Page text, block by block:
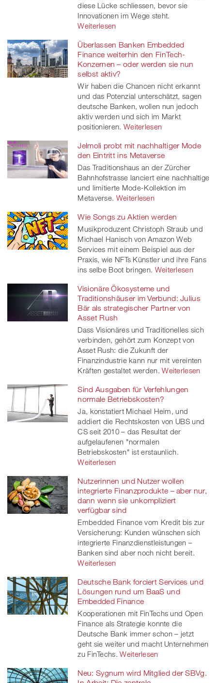
diese Lücke schliessen, bevor sie
Innovationen im Wege steht.
Weiterlesen
Überlassen Banken Embedded
Finance weiterhin den FinTech-
Konzernen – oder werden sie nun
selbst aktiv?
Wir haben die Chancen nicht erkannt
und das Potenzial unterschätzt, sagen
deutsche Banken, wollen nun jedoch
aktiv werden und sich im Markt
positionieren. Weiterlesen
Jelmoli probt mit nachhaltiger Mode
den Eintritt ins Metaverse
Das Traditionshaus an der Zürcher
Bahnhofstrasse lanciert eine nachhaltige
und limitierte Mode-Kollektion im
Metaverse. Weiterlesen
Wie Songs zu Aktien werden
Musikproduzent Christoph Straub und
Michael Hanisch von Amazon Web
Services mit einem Beispiel aus der
Praxis, wie NFTs Künstler und ihre Fans
ins selbe Boot bringen. Weiterlesen
Visionäre Ökosysteme und
Traditionshäuser im Verbund: Julius
Bär als strategischer Partner von
Asset Rush
Dass Visionäres und Traditionelles sich
verbinden, gehört zum Konzept von
Asset Rush: die Zukunft der
Finanzindustrie kann nur mit vereinten
Kräften gestaltet werden. Weiterlesen
Sind Ausgaben für Verfehlungen
normale Betriebskosten?
Ja, konstatiert Michael Heim, und
addiert die Rechtskosten von UBS und
CS seit 2010 – das Resultat der
aufgelaufenen "normalen
Betriebskosten" ist erstaunlich.
Weiterlesen
Nutzerinnen und Nutzer wollen
integrierte Finanzprodukte – aber nur,
dann wenn sie unkompliziert
verfügbar sind
Embedded Finance vom Kredit bis zur
Versicherung: Kunden wünschen sich
integrierte Finanzdienstleistungen –
Banken sind aber noch nicht bereit.
Weiterlesen
Deutsche Bank forciert Services und
Lösungen rund um BaaS und
Embedded Finance
Kooperationen mit FinTechs und Open
Finance als Strategie konnte die
Deutsche Bank immer schon – jetzt
geht sie weiter und macht Unternehmen
zu FinTechs. Weiterlesen
Neu: Sygnum wird Mitglied der SBVg.